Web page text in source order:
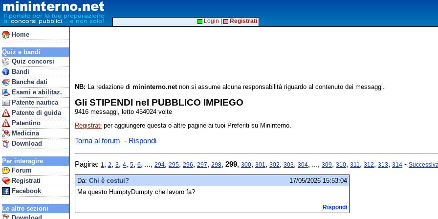
Home
Quiz e bandi
Quiz concorsi
Bandi
Banche dati
Esami e abilitaz.
Patente nautica
Patente di guida
Patentino
Medicina
Download
Per interagire
Forum
Registrati
Facebook
Le altre sezioni
Login Registrati
NB: La redazione di mininterno.netnon si assume alcuna responsabilità riguardo al contenuto dei messaggi.
Gli STIPENDI nel PUBBLICO IMPIEGO
9416 messaggi, letto 454024 volte
Registrati per aggiungere questa o altre pagine ai tuoi Preferiti su Mininterno.
Torna al forum - Rispondi
Pagina: 1, 2, 3, 4, 5, 6, ..., 294, 295, 296, 297, 298, 299, 300, 301, 302, 303, 304, ..., 309, 310, 311, 312, 313, 314 -
Da: Chi è costui?
17/05/2026 15:53:04
Ma questo HumptyDumpty che lavoro fa?
Rispondi